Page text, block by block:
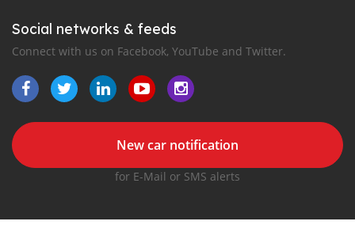
Social networks & feeds
Connect with us on Facebook, YouTube and Twitter.
New car notification
for E-Mail or SMS alerts